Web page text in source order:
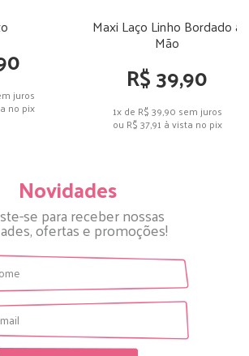
juros
no pix
Maxi Laço Linho Bordado a
Mão
R$ 39,90
1x de R$ 39,90 sem juros
ou R$ 37,91 à vista no pix
Novidades
se para receber nossas
ofertas e promoções!